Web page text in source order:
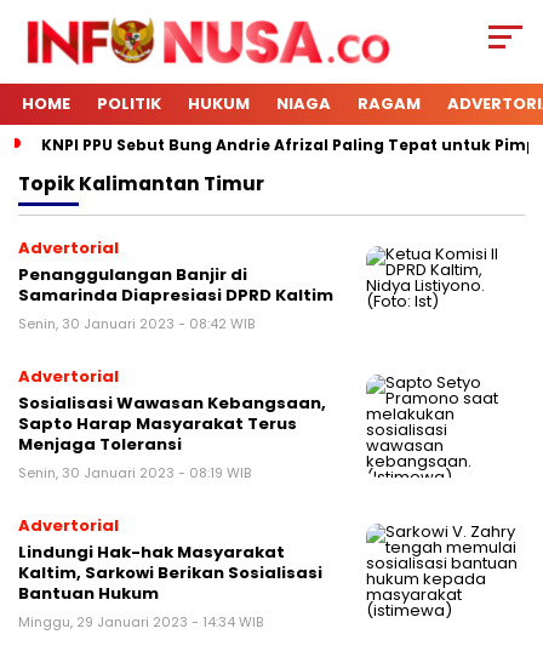
HOME POLITIK HUKUM NIAGA RAGAM
KNPI PPU Sebut Bung Andrie Afrizal Paling Tepat untuk
TopikKalimantan Timur
Advertorial
Penanggulangan Banjir di
Samarinda Diapresiasi DPRD Kaltim
Senin, 30 Januari 2023 - 08:42 WIB
Advertorial
Sosialisasi Wawasan Kebangsaan,
Sapto Harap Masyarakat Terus
Menjaga Toleransi
Senin, 30 Januari 2023 - 08:19 WIB
Advertorial
Lindungi Hak-hak Masyarakat
Kaltim, Sarkowi Berikan Sosialisasi
Bantuan Hukum
Minggu, 29 Januari 2023 - 14:34 WIB